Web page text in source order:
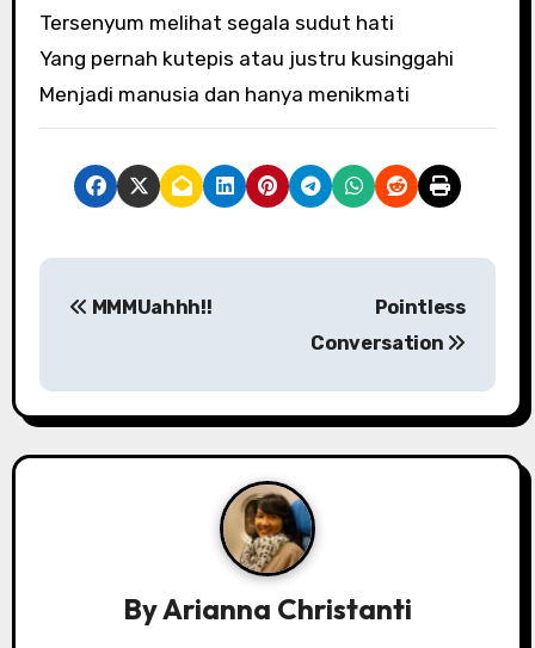
Tersenyum melihat segala sudut hati
Yang pernah kutepis atau justru kusinggahi
Menjadi manusia dan hanya menikmati
P
s
t
MMMUahhh!!
Pointless
Conversation
ByArianna Christanti